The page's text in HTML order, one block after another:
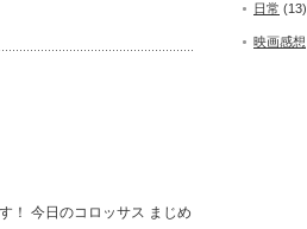
！ 今日のコロッサス まじめ
日常 (13)
映画感想